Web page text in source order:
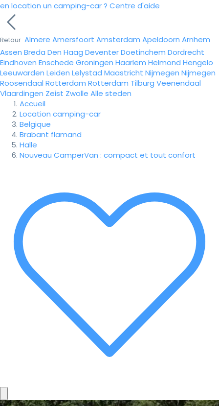
en location un camping-car ? Centre d'aide
Retour Almere Amersfoort Amsterdam Apeldoorn Arnhem
Assen Breda Den Haag DeventerDoetinchem Dordrecht
Eindhoven Enschede Groningen Haarlem Helmond Hengelo
Leeuwarden Leiden Lelystad Maastricht Nijmegen Nijmegen
Roosendaal Rotterdam Rotterdam Tilburg Veenendaal
Vlaardingen Zeist Zwolle Alle steden
Accueil
Location camping-car
Belgique
Brabant flamand
Halle
Nouveau CamperVan : compact et tout confort